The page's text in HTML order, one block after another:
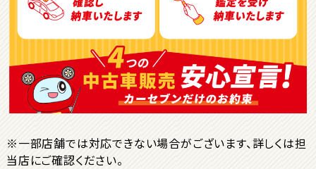
ＳＵＶ・クロカン
1 位
トヨタ
ヤリスクロス
※一部店舗では対応できない場合がございます、詳しくは担
当店にご確認ください。